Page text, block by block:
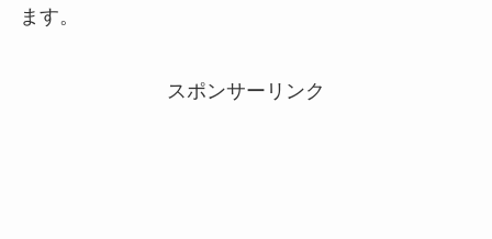
ます。
スポンサーリンク